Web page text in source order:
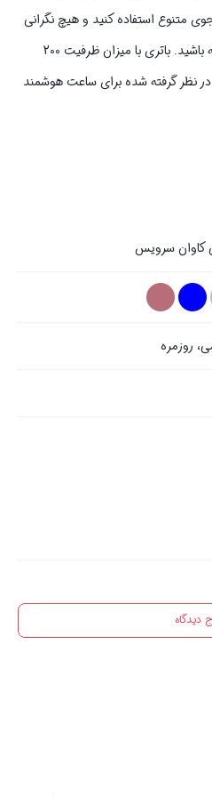
متنوع استفاده کنید و هیچ نگرانی
از بابت آسیب رسیدن به‌ آن نداشته باشید. باتری با میزان ظرفیت 200
نظر گرفته شده برای ساعت هوشمند
روزمره
دیدگاه